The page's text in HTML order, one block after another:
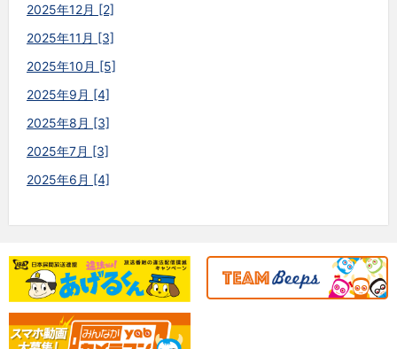
2025年12月 [2]
2025年11月 [3]
2025年10月 [5]
2025年9月 [4]
2025年8月 [3]
2025年7月 [3]
2025年6月 [4]